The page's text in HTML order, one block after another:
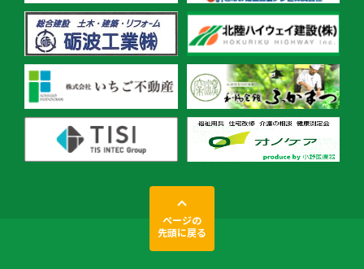
ページの
先頭に戻る